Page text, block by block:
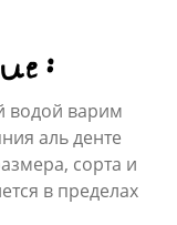
водой варим
аль денте
сорта и
в пределах